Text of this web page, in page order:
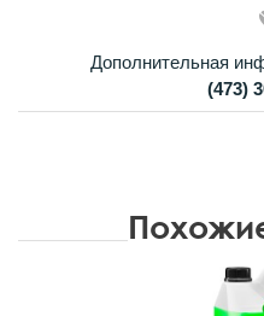
Дополнительная
(473)